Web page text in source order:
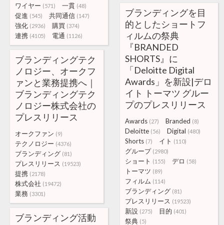
ワイヤー (571) 一貫 (48)
促進 (545) 共同通信 (147)
強化 (2936) 購買 (374)
連携 (4105) 電通 (1126)
ブランディングを目
的としたショートフ
ィルムの祭典
『BRANDED
SHORTS』に
「Deloitte Digital
Awards」を新設|デロ
イト トーマツ グルー
プのプレスリリース
Awards (27) Branded (8)
Deloitte (56) Digital (480)
Shorts (7) イト (110)
グループ (2980)
ショート (155) デロ (58)
トーマツ (89)
フィルム (114)
ブランディング (81)
プレスリリース (19523)
新設 (275) 目的 (401)
祭典 (5)
ブランディングテク
ノロジー、オークフ
ァンと業務提携へ｜
ブランディングテク
ノロジー株式会社の
プレスリリース
オークファン (9)
テクノロジー (4376)
ブランディング (81)
プレスリリース (19523)
提携 (2178)
株式会社 (19472)
業務 (3301)
ブランディング活動